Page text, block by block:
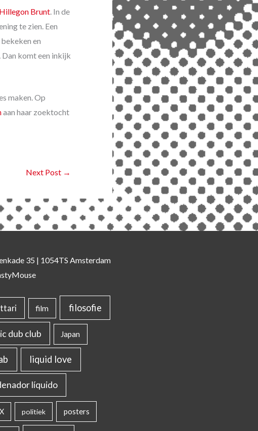
Hillegon Brunt . In de
te zien. Een
en
Dan komt een inkijk
maken. Op
aan haar zoektocht
Next Post →
35 | 1054TS Amsterdam
film filosofie
dub club Japan
liquid love
líquido
politiek posters